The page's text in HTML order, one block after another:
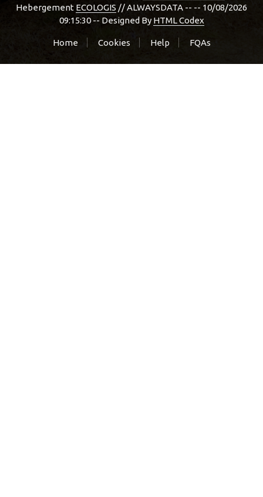
Hebergement ECOLOGIS // ALWAYSDATA -- -- 10/08/2026
09:15:30 -- Designed By HTML Codex
Home Cookies Help FQAs